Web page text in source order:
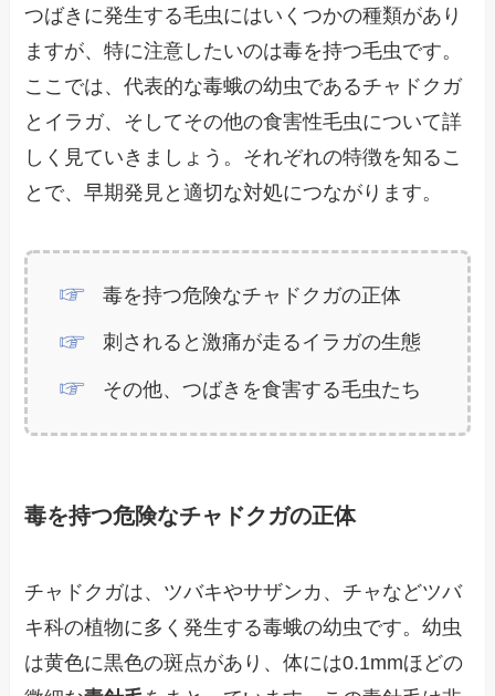
つばきに発生する毛虫にはいくつかの種類があり
ますが、特に注意したいのは毒を持つ毛虫です。
ここでは、代表的な毒蛾の幼虫であるチャドクガ
とイラガ、そしてその他の食害性毛虫について詳
しく見ていきましょう。それぞれの特徴を知るこ
とで、早期発見と適切な対処につながります。
毒を持つ危険なチャドクガの正体
刺されると激痛が走るイラガの生態
その他、つばきを食害する毛虫たち
毒を持つ危険なチャドクガの正体
チャドクガは、ツバキやサザンカ、チャなどツバ
キ科の植物に多く発生する毒蛾の幼虫です。幼虫
は黄色に黒色の斑点があり、体には0.1mmほどの